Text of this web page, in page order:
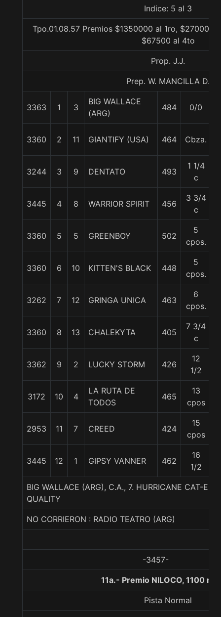
Indice: 5 al 3
Tpo.01.08.57 Premios $1350000 al 1ro, $270000
$67500 al 4to
Prop. J.J.
Prep. W. MANCILLA D.
3363 1 3
BIG WALLACE
(ARG)
484 0/0
3360 2 11 GIANTIFY (USA) 464 Cbza.
3244 3 9 DENTATO 493
1 1/4
c
3445 4 8 WARRIOR SPIRIT 456
3 3/4
c
3360 5 5 GREENBOY 502
5
cpos.
3360 6 10 KITTEN'S BLACK 448
5
cpos.
3262 7 12 GRINGA UNICA 463
6
cpos.
3360 8 13 CHALEKYTA 405
7 3/4
c
3362 9 2 LUCKY STORM 426
12
1/2
3172 10 4
LA RUTA DE
TODOS
465
13
cpos
2953 11 7 CREED 424
15
cpos
3445 12 1 GIPSY VANNER 462
16
1/2
BIG WALLACE (ARG), C.A., 7. HURRICANE CAT-
QUALITY
NO CORRIERON : RADIO TEATRO (ARG)
-3457-
11a.- Premio NILOCO, 1100
Pista Normal